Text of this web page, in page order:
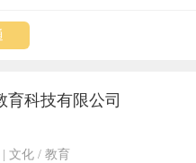
育科技有限公司
| 文化 / 教育